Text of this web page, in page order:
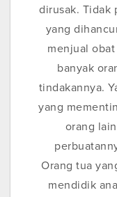
dirusak. Tidak
yang
menjual
banyak
tindakannya.
yang
orang
Orang tua
mendidik